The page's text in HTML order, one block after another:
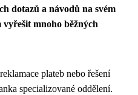
dotazů a návodů na svém
mnoho běžných
plateb nebo řešení
specializované oddělení.